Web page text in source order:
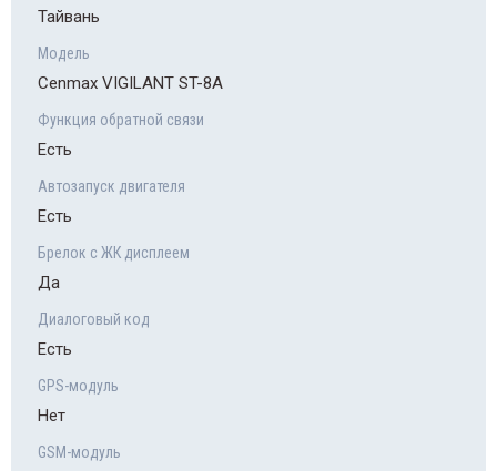
Тайвань
Модель
Cenmax VIGILANT ST-8A
Функция обратной связи
Есть
Автозапуск двигателя
Есть
Брелок с ЖК дисплеем
Да
Диалоговый код
Есть
GPS-модуль
Нет
GSM-модуль